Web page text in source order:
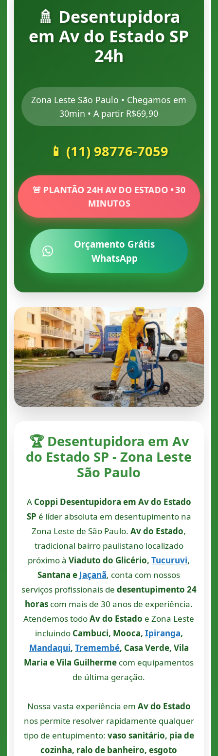
🚿 Desentupidora
em Av do Estado SP
24h
Zona Leste São Paulo • Chegamos em
30min • A partir R$69,90
📱 (11) 98776-7059
🚨 PLANTÃO 24H AV DO ESTADO • 30
MINUTOS
Orçamento Grátis
WhatsApp
🏆 Desentupidora em Av
do Estado SP - Zona Leste
São Paulo
A Coppi Desentupidora em Av do Estado
SP é líder absoluta em desentupimento na
Zona Leste de São Paulo.Av do Estado,
tradicional bairro paulistano localizado
próximo àViaduto do Glicério,Tucuruvi,
Santana e Jaçanã, conta com nossos
serviços profissionais de desentupimento 24
horas com mais de 30 anos de experiência.
Atendemos todoAv do Estado e Zona Leste
incluindo Cambuci, Mooca, Ipiranga,
Mandaqui, Tremembé, Casa Verde, Vila
Maria e Vila Guilherme com equipamentos
de última geração.
Nossa vasta experiência em Av do Estado
nos permite resolver rapidamente qualquer
tipo de entupimento: vaso sanitário, pia de
cozinha, ralo de banheiro, esgoto